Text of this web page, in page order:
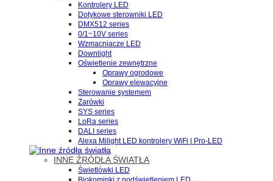
Kontrolery LED
Dotykowe sterowniki LED
DMX512 series
0/1~10V series
Wzmacniacze LED
Downlight
Oświetlenie zewnętrzne
Oprawy ogrodowe
Oprawy elewacyjne
Sterowanie systemem
Żarówki
SYS series
LoRa series
DALI series
Alexa Milight LED kontrolery WiFi | Pro-LED
INNE ŹRÓDŁA ŚWIATŁA
Świetlówki LED